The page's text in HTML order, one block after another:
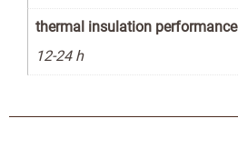
thermal insulation performance
12-24 h